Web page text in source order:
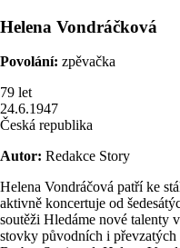
Helena Vondráčková
Povolání: zpěvačka
79 let
24.6.1947
Česká republika
Autor: Redakce Story
Helena Vondráčová patří ke
aktivně koncertuje od
soutěži Hledáme nové talenty
stovky původních i